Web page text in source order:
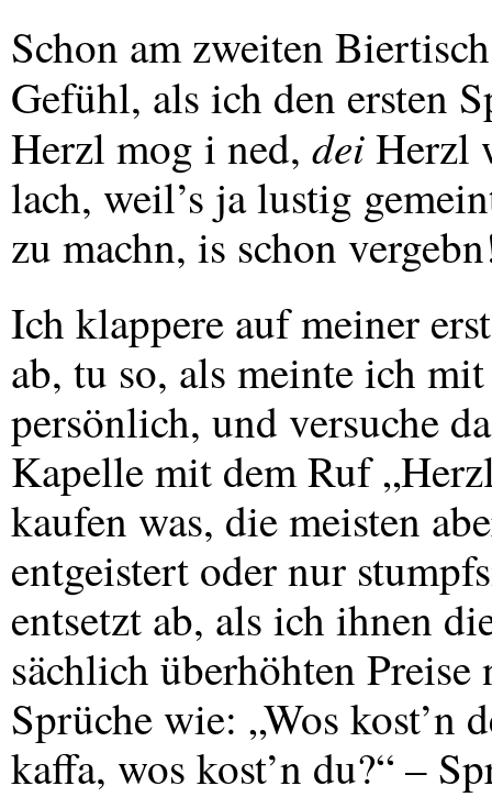
Schon am zweiten
Gefühl, als ich den ersten
Herzl mog i ned, deiHerzl
lach, weil’s ja lustig
zu machn, is schon
Ich klappere auf meiner
ab, tu so, als meinte ich
persönlich, und versuche
Kapelle mit dem Ruf
kaufen was, die meisten
entgeistert oder nur
entsetzt ab, als ich ihnen
sächlich überhöhten
Sprüche wie: „Wos kost’n
kaffa, wos kost’n du?“ –